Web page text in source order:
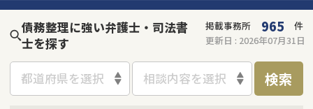
消費者金融・サラ金
闇金
過払金
借金問題
債務整理に強い弁護士・司法書
士を探す
掲載事務所 965
件
更新日 : 2026年07月31日
都道府県を選択 相談内容を選択 検索